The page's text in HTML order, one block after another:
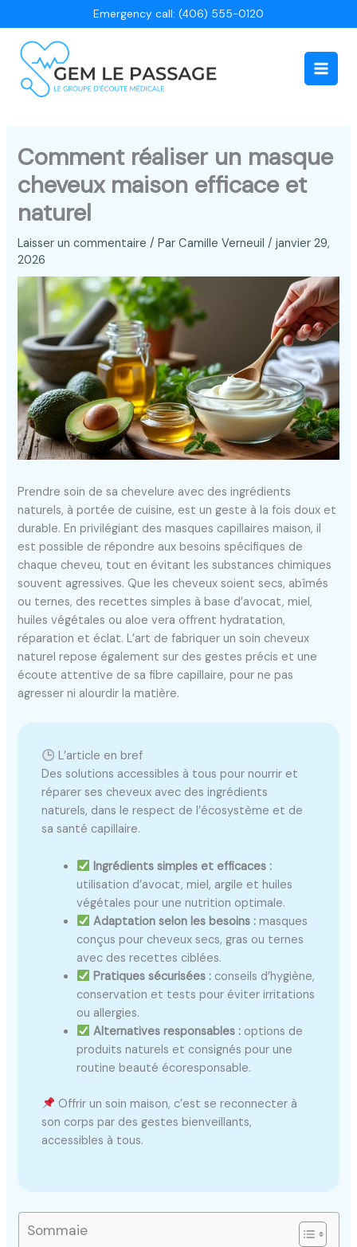
au
contenu
Emergency call: (406) 555-0120
Main
Comment réaliser un masque
cheveux maison efficace et
naturel
Laisser un commentaire / ParCamille Verneuil/janvier 29,
2026
Prendre soin de sa chevelure avec des ingrédients
naturels, à portée de cuisine, est un geste à la fois doux et
durable. En privilégiant des masques capillaires maison, il
est possible de répondre aux besoins spécifiques de
chaque cheveu, tout en évitant les substances chimiques
souvent agressives. Que les cheveux soient secs, abîmés
ou ternes, des recettes simples à base d’avocat, miel,
huiles végétales ou aloe vera offrent hydratation,
réparation et éclat. L’art de fabriquer un soin cheveux
naturel repose également sur des gestes précis et une
écoute attentive de sa fibre capillaire, pour ne pas
agresser ni alourdir la matière.
L’article en bref
Des solutions accessibles à tous pour nourrir et
réparer ses cheveux avec des ingrédients
naturels, dans le respect de l’écosystème et de
sa santé capillaire.
Ingrédients simples et efficaces :
utilisation d’avocat, miel, argile et huiles
végétales pour une nutrition optimale.
Adaptation selon les besoins :masques
conçus pour cheveux secs, gras ou ternes
avec des recettes ciblées.
Pratiques sécurisées :conseils d’hygiène,
conservation et tests pour éviter irritations
ou allergies.
Alternatives responsables :options de
produits naturels et consignés pour une
routine beauté écoresponsable.
Offrir un soin maison, c’est se reconnecter à
son corps par des gestes bienveillants,
accessibles à tous.
Sommaie